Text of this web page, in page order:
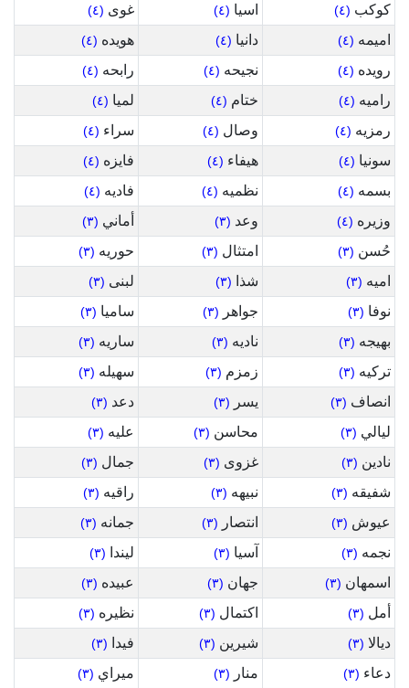
كوكب (٤) اسيا (٤) غوى (٤)
اميمه (٤) دانيا (٤) هويده (٤)
رويده (٤) نجيحه (٤) رابحه (٤)
راميه (٤) ختام (٤) لميا (٤)
رمزيه (٤) وصال (٤) سراء (٤)
سونيا (٤) هيفاء (٤) فايزه (٤)
بسمه (٤) نظميه (٤) فاديه (٤)
وزيره (٤) وعد (٣) أماني (٣)
حُسن (٣) امتثال (٣) حوريه (٣)
اميه (٣) شذا (٣) لبنى (٣)
نوفا (٣) جواهر (٣) ساميا (٣)
بهيجه (٣) ناديه (٣) ساريه (٣)
تركيه (٣) زمزم (٣) سهيله (٣)
انصاف (٣) يسر (٣) دعد (٣)
ليالي (٣) محاسن (٣) عليه (٣)
نادين (٣) غزوى (٣) جمال (٣)
شفيقه (٣) نبيهه (٣) راقيه (٣)
عيوش (٣) انتصار (٣) جمانه (٣)
نجمه (٣) آسيا (٣) ليندا (٣)
اسمهان (٣) جهان (٣) عبيده (٣)
أمل (٣) اكتمال (٣) نظيره (٣)
ديالا (٣) شيرين (٣) فيدا (٣)
دعاء (٣) منار (٣) ميراي (٣)